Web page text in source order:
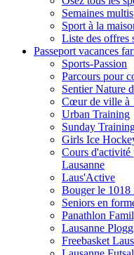
Semaines
Sport à la
Liste des offres
Passeport vacances
Sports-Passion
Parcours pour
Sentier Nature
Cœur de ville à
Urban Training
Sunday
Girls Ice
Cours d'activité
Lausanne
Laus'Active
Bouger le 1018
Seniors en
Panathlon
Lausanne
Freebasket